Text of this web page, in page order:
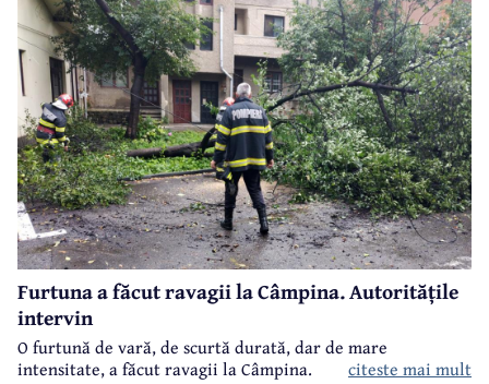
Furtuna a făcut ravagii la Câmpina. Autoritățile
intervin
O furtună de vară, de scurtă durată, dar de mare
intensitate, a făcut ravagii la Câmpina.
citeste mai mult